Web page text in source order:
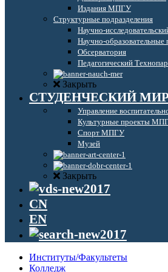
Издания МПГУ
Структурные подразделения
Научно-
Научно-образовательные
Обсерватория
Педагогический
Закрыть
СТУДЕНЧЕСКИЙ
Управление
Культурные проекты
Спорт МПГУ
Музей
Закрыть
CN
EN
Институты/Факультеты
Колледж